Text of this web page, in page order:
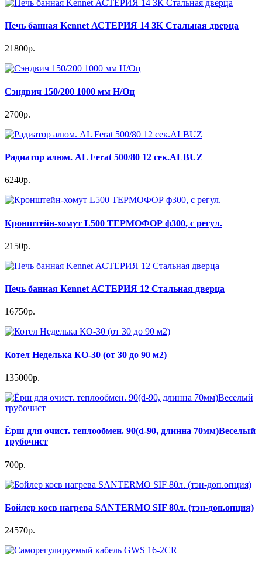
Печь банная Kennet АСТЕРИЯ 14 ЗК Стальная дверца
21800р.
Сэндвич 150/200 1000 мм Н/Оц
2700р.
Радиатор алюм. AL Ferat 500/80 12 сек.ALBUZ
6240р.
Кронштейн-хомут L500 ТЕРМОФОР ф300, с регул.
2150р.
Печь банная Kennet АСТЕРИЯ 12 Стальная дверца
16750р.
Котел Неделька КО-30 (от 30 до 90 м2)
135000р.
Ёрш для очист. теплообмен. 90(d-90, длинна 70мм)Веселый
трубочист
700р.
Бойлер косв нагрева SANTERMO SIF 80л. (тэн-доп.опция)
24570р.